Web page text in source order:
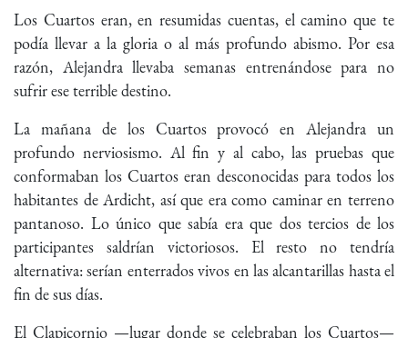
Los Cuartos eran, en resumidas cuentas, el camino que te
podía llevar a la gloria o al más profundo abismo. Por esa
razón, Alejandra llevaba semanas entrenándose para no
sufrir ese terrible destino.
La mañana de los Cuartos provocó en Alejandra un
profundo nerviosismo. Al fin y al cabo, las pruebas que
conformaban los Cuartos eran desconocidas para todos los
habitantes de Ardicht, así que era como caminar en terreno
pantanoso. Lo único que sabía era que dos tercios de los
participantes saldrían victoriosos. El resto no tendría
alternativa: serían enterrados vivos en las alcantarillas hasta el
fin de sus días.
El Clapicornio —lugar donde se celebraban los Cuartos—